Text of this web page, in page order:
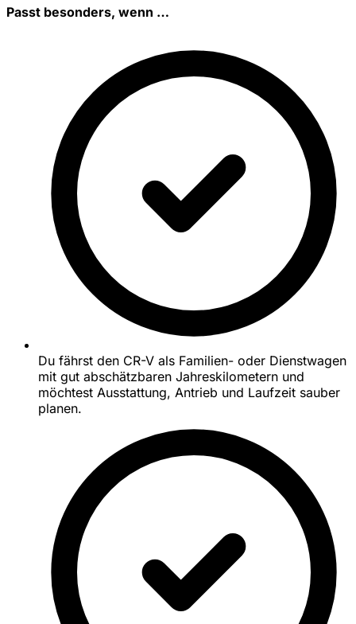
Passt besonders, wenn …
Du fährst den CR-V als Familien- oder Dienstwagen
mit gut abschätzbaren Jahreskilometern und
möchtest Ausstattung, Antrieb und Laufzeit sauber
planen.